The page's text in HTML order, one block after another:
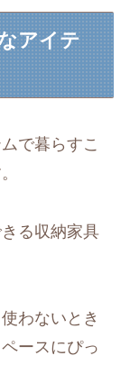
アイテ
で暮らすこ
る収納家具
わないとき
ースにぴっ